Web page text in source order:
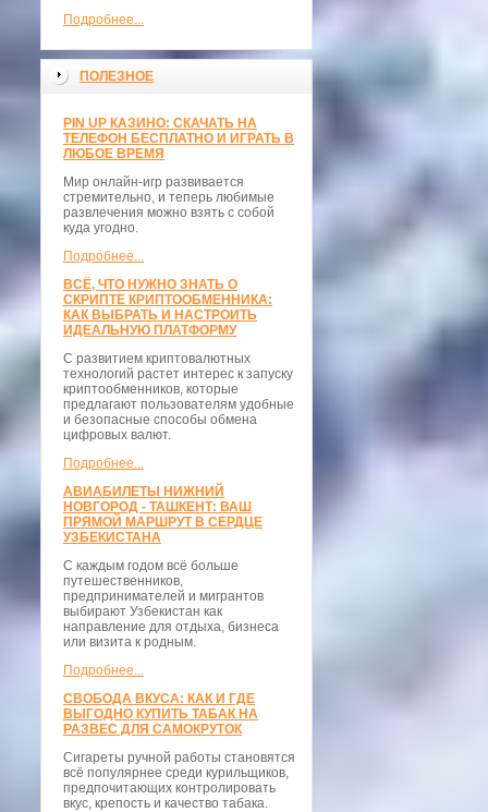
Подробнее...
ПОЛЕЗНОЕ
PIN UP КАЗИНО: СКАЧАТЬ НА
ТЕЛЕФОН БЕСПЛАТНО И ИГРАТЬ В
ЛЮБОЕ ВРЕМЯ
Мир онлайн-игр развивается
стремительно, и теперь любимые
развлечения можно взять с собой
куда угодно.
Подробнее...
ВСЁ, ЧТО НУЖНО ЗНАТЬ О
СКРИПТЕ КРИПТООБМЕННИКА:
КАК ВЫБРАТЬ И НАСТРОИТЬ
ИДЕАЛЬНУЮ ПЛАТФОРМУ
С развитием криптовалютных
технологий растет интерес к запуску
криптообменников, которые
предлагают пользователям удобные
и безопасные способы обмена
цифровых валют.
Подробнее...
АВИАБИЛЕТЫ НИЖНИЙ
НОВГОРОД - ТАШКЕНТ: ВАШ
ПРЯМОЙ МАРШРУТ В СЕРДЦЕ
УЗБЕКИСТАНА
С каждым годом всё больше
путешественников,
предпринимателей и мигрантов
выбирают Узбекистан как
направление для отдыха, бизнеса
или визита к родным.
Подробнее...
СВОБОДА ВКУСА: КАК И ГДЕ
ВЫГОДНО КУПИТЬ ТАБАК НА
РАЗВЕС ДЛЯ САМОКРУТОК
Сигареты ручной работы становятся
всё популярнее среди курильщиков,
предпочитающих контролировать
вкус, крепость и качество табака.